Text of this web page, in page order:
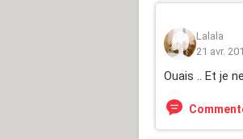
Lalala
21 avr.
Ouais .. Et je